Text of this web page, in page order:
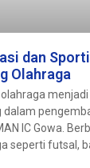
dan
Olahraga
olahraga
dalam
IC Gowa.
seperti futsal,